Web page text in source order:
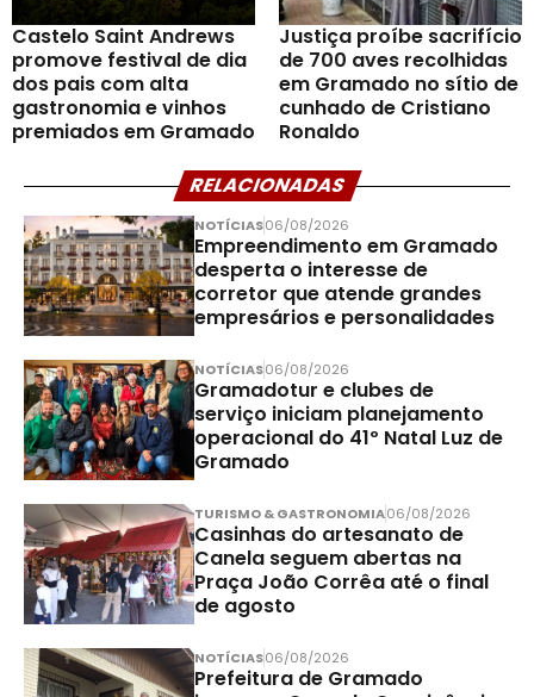
Castelo Saint Andrews
promove festival de dia
dos pais com alta
gastronomia e vinhos
premiados em Gramado
Justiça proíbe sacrifício
de 700 aves recolhidas
em Gramado no sítio de
cunhado de Cristiano
Ronaldo
RELACIONADAS
NOTÍCIAS06/08/2026
Empreendimento em Gramado
desperta o interesse de
corretor que atende grandes
empresários e personalidades
NOTÍCIAS06/08/2026
Gramadotur e clubes de
serviço iniciam planejamento
operacional do 41º Natal Luz de
Gramado
TURISMO & GASTRONOMIA06/08/2026
Casinhas do artesanato de
Canela seguem abertas na
Praça João Corrêa até o final
de agosto
NOTÍCIAS06/08/2026
Prefeitura de Gramado